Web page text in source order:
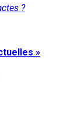
?
»